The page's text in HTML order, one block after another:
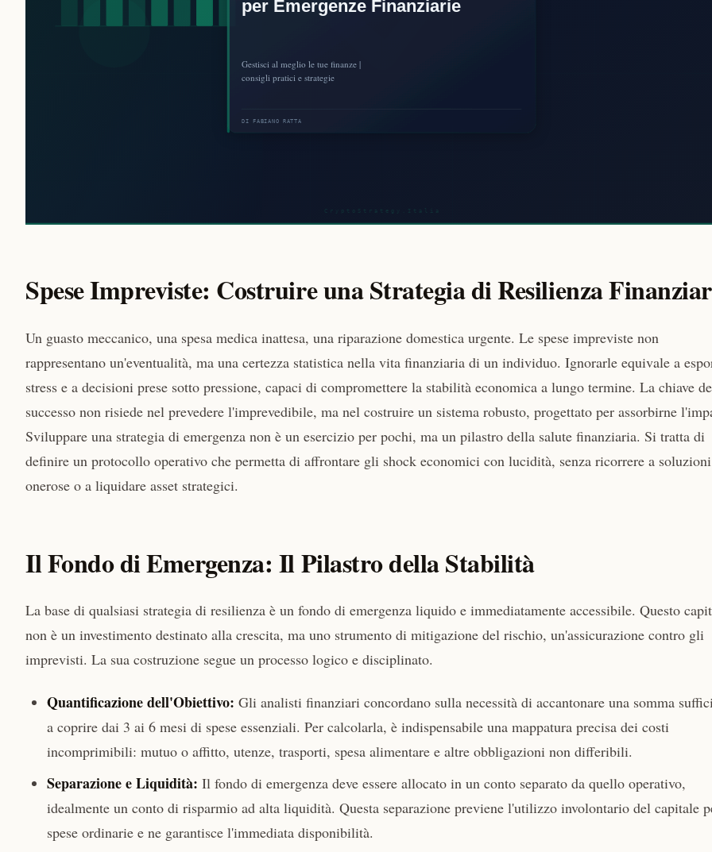
Spese Impreviste: Costruire una Strategia di Resilienza
Un guasto meccanico, una spesa medica inattesa, una riparazione domestica urgente. Le spese impreviste non
rappresentano un'eventualità, ma una certezza statistica nella vita finanziaria di un individuo. Ignorarle equivale a
stress e a decisioni prese sotto pressione, capaci di compromettere la stabilità economica a lungo termine. La chiave
successo non risiede nel prevedere l'imprevedibile, ma nel costruire un sistema robusto, progettato per assorbirne
Sviluppare una strategia di emergenza non è un esercizio per pochi, ma un pilastro della salute finanziaria. Si tratta di
definire un protocollo operativo che permetta di affrontare gli shock economici con lucidità, senza ricorrere a soluzioni
onerose o a liquidare asset strategici.
Il Fondo di Emergenza: Il Pilastro della Stabilità
La base di qualsiasi strategia di resilienza è un fondo di emergenza liquido e immediatamente accessibile. Questo
non è un investimento destinato alla crescita, ma uno strumento di mitigazione del rischio, un'assicurazione contro gli
imprevisti. La sua costruzione segue un processo logico e disciplinato.
Quantificazione dell'Obiettivo: Gli analisti finanziari concordano sulla necessità di accantonare una somma
a coprire dai 3 ai 6 mesi di spese essenziali. Per calcolarla, è indispensabile una mappatura precisa dei costi
incomprimibili: mutuo o affitto, utenze, trasporti, spesa alimentare e altre obbligazioni non differibili.
Separazione e Liquidità: Il fondo di emergenza deve essere allocato in un conto separato da quello operativo,
idealmente un conto di risparmio ad alta liquidità. Questa separazione previene l'utilizzo involontario del capitale
spese ordinarie e ne garantisce l'immediata disponibilità.